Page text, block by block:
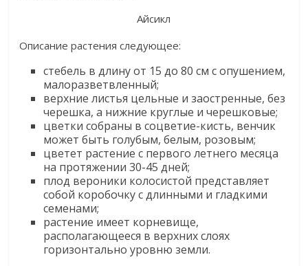
Айсикл
Описание растения следующее:
стебель в длину от 15 до 80 см с опушением,
малоразветвленный;
верхние листья цельные и заостренные, без
черешка, а нижние круглые и черешковые;
цветки собраны в соцветие-кисть, венчик
может быть голубым, белым, розовым;
цветет растение с первого летнего месяца
на протяжении 30-45 дней;
плод вероники колосистой представляет
собой коробочку с длинными и гладкими
семенами;
растение имеет корневище,
располагающееся в верхних слоях
горизонтально уровню земли.